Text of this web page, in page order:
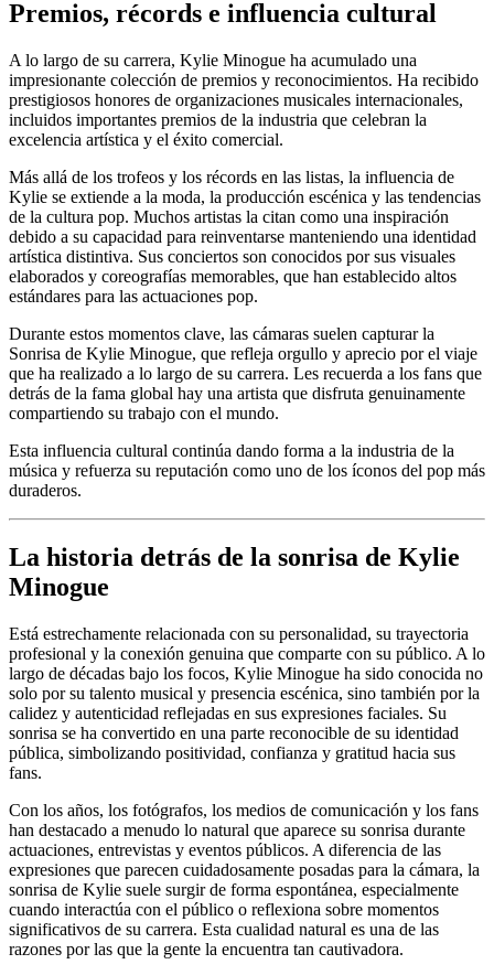
Premios, récords e influencia cultural
A lo largo de su carrera, Kylie Minogue ha acumulado una
impresionante colección de premios y reconocimientos. Ha recibido
prestigiosos honores de organizaciones musicales internacionales,
incluidos importantes premios de la industria que celebran la
excelencia artística y el éxito comercial.
Más allá de los trofeos y los récords en las listas, la influencia de
Kylie se extiende a la moda, la producción escénica y las tendencias
de la cultura pop. Muchos artistas la citan como una inspiración
debido a su capacidad para reinventarse manteniendo una identidad
artística distintiva. Sus conciertos son conocidos por sus visuales
elaborados y coreografías memorables, que han establecido altos
estándares para las actuaciones pop.
Durante estos momentos clave, las cámaras suelen capturar la
Sonrisa de Kylie Minogue, que refleja orgullo y aprecio por el viaje
que ha realizado a lo largo de su carrera. Les recuerda a los fans que
detrás de la fama global hay una artista que disfruta genuinamente
compartiendo su trabajo con el mundo.
Esta influencia cultural continúa dando forma a la industria de la
música y refuerza su reputación como uno de los íconos del pop más
duraderos.
La historia detrás de la sonrisa de Kylie
Minogue
Está estrechamente relacionada con su personalidad, su trayectoria
profesional y la conexión genuina que comparte con su público. A lo
largo de décadas bajo los focos, Kylie Minogue ha sido conocida no
solo por su talento musical y presencia escénica, sino también por la
calidez y autenticidad reflejadas en sus expresiones faciales. Su
sonrisa se ha convertido en una parte reconocible de su identidad
pública, simbolizando positividad, confianza y gratitud hacia sus
fans.
Con los años, los fotógrafos, los medios de comunicación y los fans
han destacado a menudo lo natural que aparece su sonrisa durante
actuaciones, entrevistas y eventos públicos. A diferencia de las
expresiones que parecen cuidadosamente posadas para la cámara, la
sonrisa de Kylie suele surgir de forma espontánea, especialmente
cuando interactúa con el público o reflexiona sobre momentos
significativos de su carrera. Esta cualidad natural es una de las
razones por las que la gente la encuentra tan cautivadora.